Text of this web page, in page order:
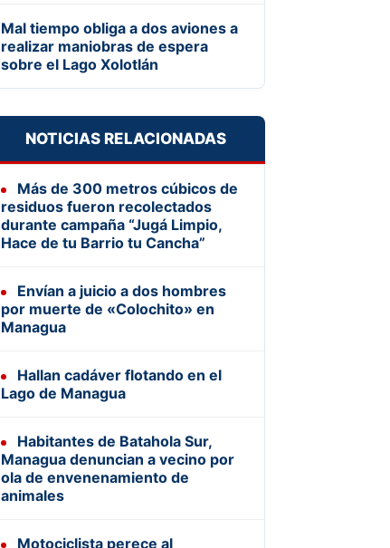
Mal tiempo obliga a dos aviones a
realizar maniobras de espera
sobre el Lago Xolotlán
NOTICIAS RELACIONADAS
Más de 300 metros cúbicos de
residuos fueron recolectados
durante campaña “Jugá Limpio,
Hace de tu Barrio tu Cancha”
Envían a juicio a dos hombres
por muerte de «Colochito» en
Managua
Hallan cadáver flotando en el
Lago de Managua
Habitantes de Batahola Sur,
Managua denuncian a vecino por
ola de envenenamiento de
animales
Motociclista perece al